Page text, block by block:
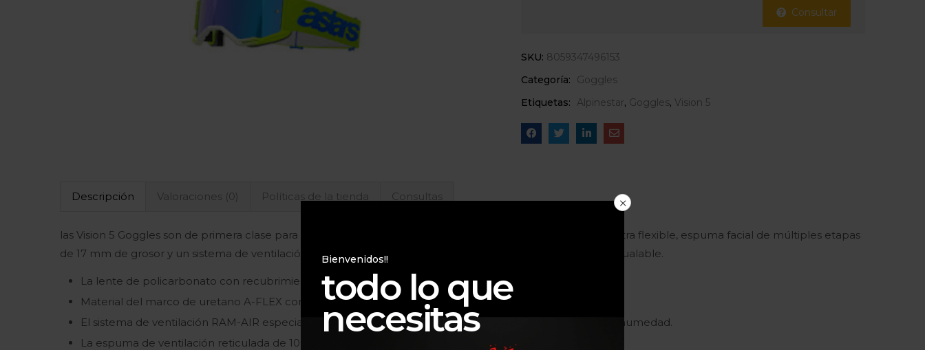
Consultar
SKU: 8059347496153
Categoría:
Goggles
Etiquetas:
Alpinestar, Goggles, Vision 5
Descripción Valoraciones (0) Políticas de la tienda Consultas
las Vision 5 Goggles son de primera clase para todos los niveles. Con un marco de uretano A-FLEX ligero y ultra flexible, espuma facial de múltiples etapas
de 17 mm de grosor y un sistema de ventilación RAM-AIR integrado, estas gafas ofrecen un rendimiento inigualable.
La lente de policarbonato con recubrimiento duro antiempañante proporciona protección 100% UVA.
Material del marco de uretano A-FLEX con construcción de canal de humedad.
El sistema de ventilación RAM-AIR especialmente diseñado promueve el flujo de aire y la liberación de humedad.
La espuma de ventilación reticulada de 100 PPI mejora la ventilación.
Bienvenidos!!
todo lo que
necesitas